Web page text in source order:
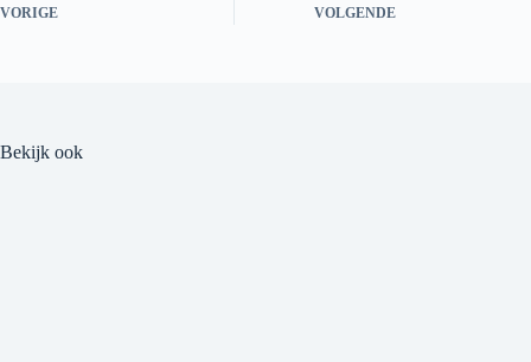
VORIGE VOLGENDE
Bekijk ook